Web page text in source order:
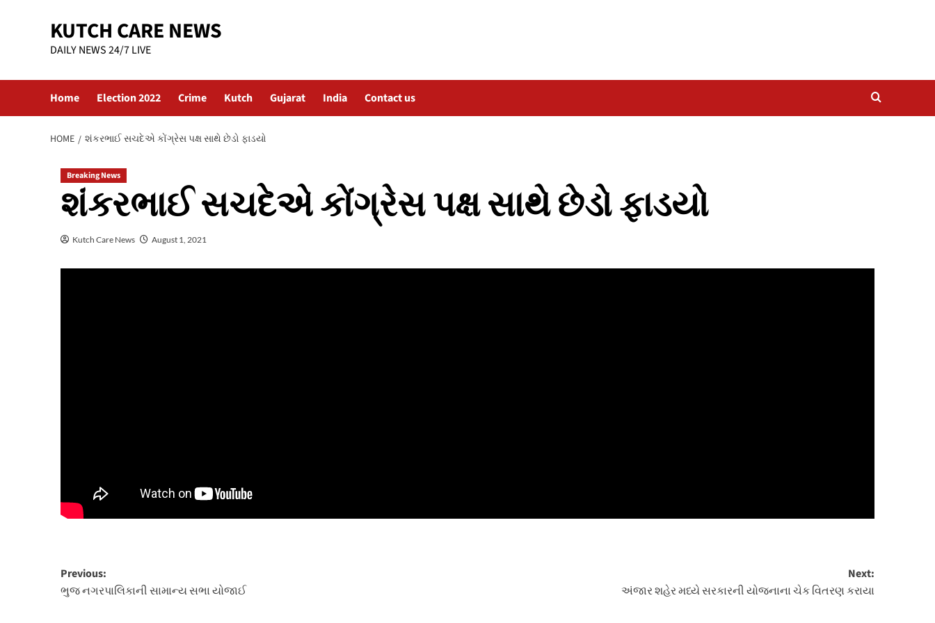
KUTCH CARE NEWS
DAILY NEWS 24/7 LIVE
Home Election 2022 Crime Kutch Gujarat India Contact us
HOME શંકરભાઈ સચદેએ કોંગ્રેસ પક્ષ સાથે છેડો ફાડયો
Breaking News
શંકરભાઈ સચદેએ કોંગ્રેસ પક્ષ સાથે છેડો ફાડયો
Kutch Care News August 1, 2021
Post
navigation
Previous:
ભુજ નગરપાલિકાની સામાન્ય સભા યોજાઈ
Next:
અંજાર શહેર મધ્યે સરકારની યોજનાના ચેક વિતરણ કરાયા